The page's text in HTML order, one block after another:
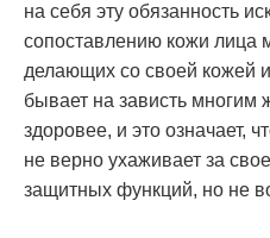
на себя эту обязанность
сопоставлению кожи лица
делающих со своей кожей
бывает на зависть
здоровее, и это означает,
не верно ухаживает за
защитных функций, но не